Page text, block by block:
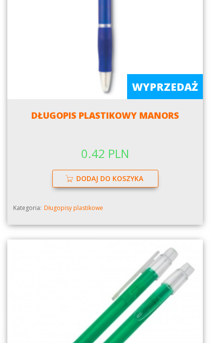
WYPRZEDAŻ
DŁUGOPIS PLASTIKOWY MANORS
0.42 PLN
DODAJ DO KOSZYKA
Kategoria: Długopisy plastikowe